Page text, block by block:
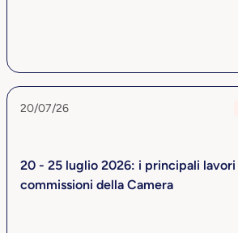
20/07/26
20 - 25 luglio 2026: i principali lavori
commissioni della Camera